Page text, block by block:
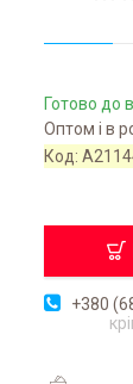
Готово до
Оптом і в
Код:
+380